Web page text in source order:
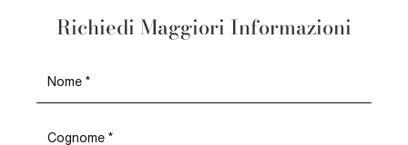
Richiedi Maggiori Informazioni